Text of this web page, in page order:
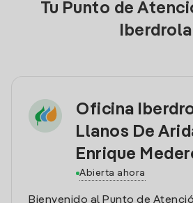
Tu Punto de
Iberdrola
Oficina
Llanos De
Enrique
Abierta ahora
Bienvenido al Punto de